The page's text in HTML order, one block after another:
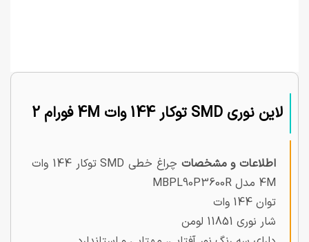
لاین نوری SMD توکار 144 وات 4M فورام 2
اطلاعات و مشخصات
چراغ خطی SMD توکار 144 وات
4M مدل MBPL90P3600R
توان 144 وات
شار نوری 11851 لومن